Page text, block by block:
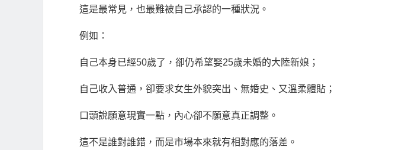
這是最常見，也最難被自己承認的一種狀況。
例如：
自己本身已經50歲了，卻仍希望娶25歲未婚的大陸新娘；
自己收入普通，卻要求女生外貌突出、無婚史、又溫柔體貼；
口頭說願意現實一點，內心卻不願意真正調整。
這不是誰對誰錯，而是市場本來就有相對應的落差。